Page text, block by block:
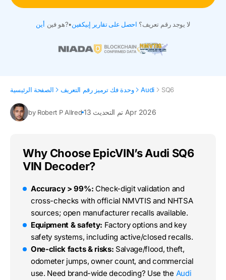
أين هو فين?• لا يوجد رقم تعريف؟ احصل على تقارير إبيكفين
الصفحة الرئيسية وحدة فك ترميز رقم التعريف Audi SQ6
by Robert P Allred تم التحديث 13 Apr 2026
Why Choose EpicVIN’s Audi SQ6
VIN Decoder?
Accuracy > 99%: Check-digit validation and
cross-checks with official NMVTIS and NHTSA
sources; open manufacturer recalls available.
Equipment & safety: Factory options and key
safety systems, including active/closed recalls.
One-click facts & risks: Salvage/flood, theft,
odometer jumps, owner count, and commercial
use. Need brand-wide decoding? Use the Audi